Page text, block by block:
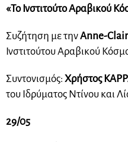
«Το Ινστιτούτο Αραβικού
Συζήτηση με τηνAnne-
Ινστιτούτου Αραβικού
Συντονισμός: Χρήστος
του Ιδρύματος Ντίνου και
29/05